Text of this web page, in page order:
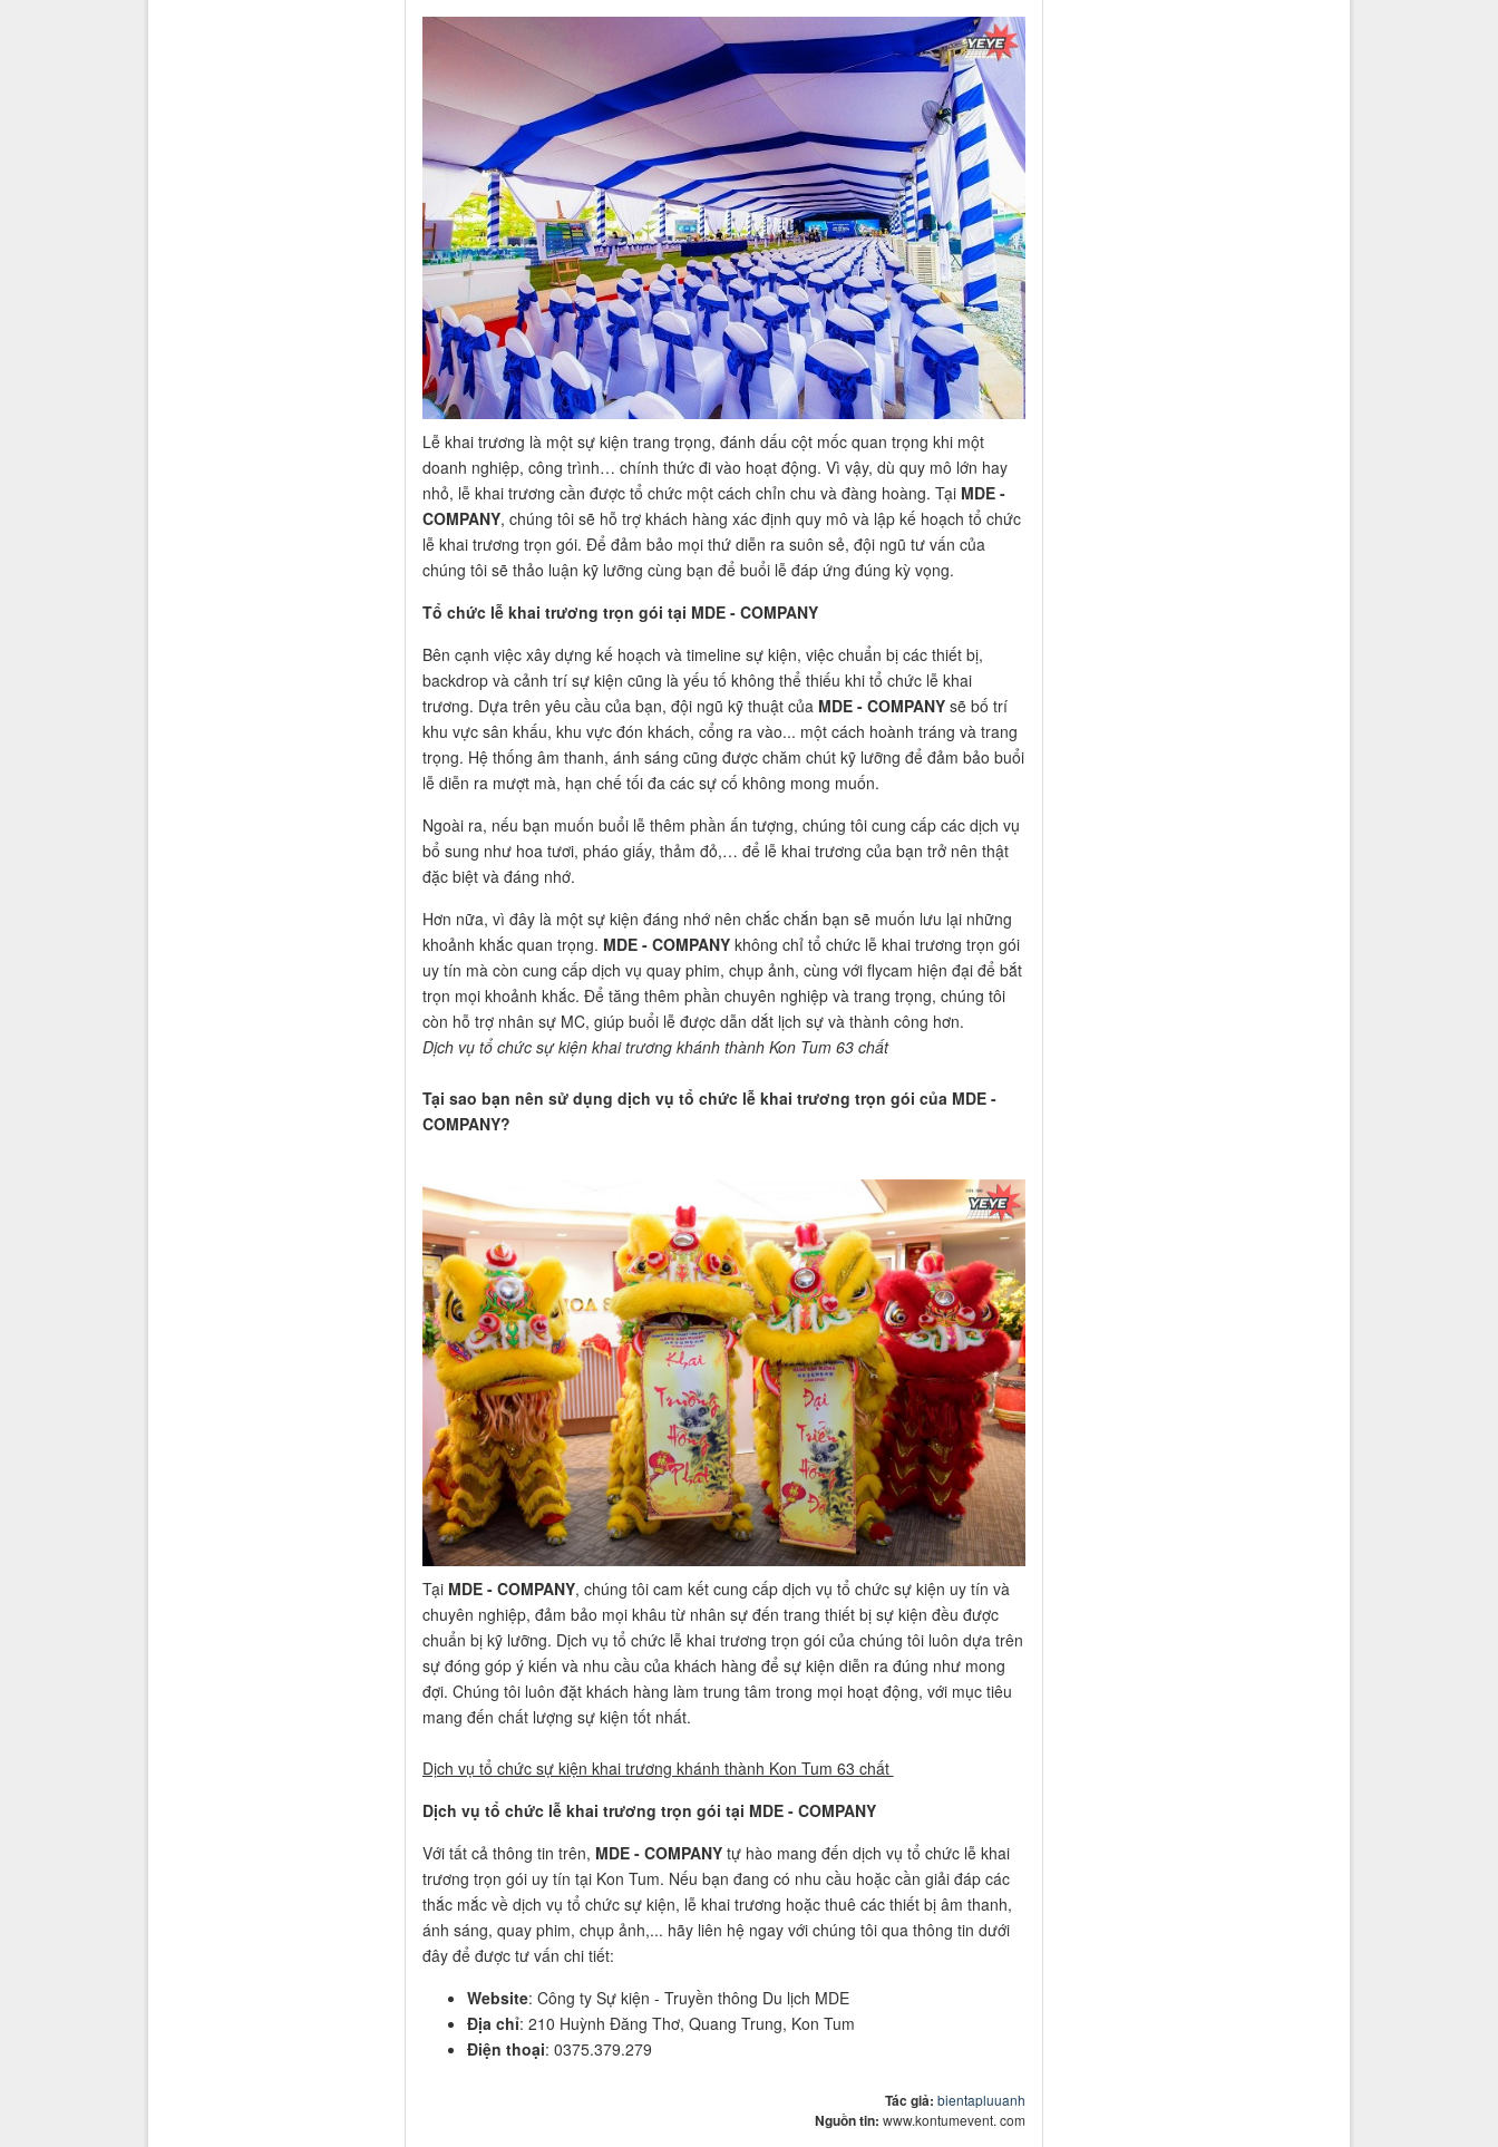
Lễ khai trương là một sự kiện trang trọng, đánh dấu cột mốc quan trọng khi một
doanh nghiệp, công trình… chính thức đi vào hoạt động. Vì vậy, dù quy mô lớn hay
nhỏ, lễ khai trương cần được tổ chức một cách chỉn chu và đàng hoàng. Tại MDE -
COMPANY, chúng tôi sẽ hỗ trợ khách hàng xác định quy mô và lập kế hoạch tổ chức
lễ khai trương trọn gói. Để đảm bảo mọi thứ diễn ra suôn sẻ, đội ngũ tư vấn của
chúng tôi sẽ thảo luận kỹ lưỡng cùng bạn để buổi lễ đáp ứng đúng kỳ vọng.
Tổ chức lễ khai trương trọn gói tại MDE - COMPANY
Bên cạnh việc xây dựng kế hoạch và timeline sự kiện, việc chuẩn bị các thiết bị,
backdrop và cảnh trí sự kiện cũng là yếu tố không thể thiếu khi tổ chức lễ khai
trương. Dựa trên yêu cầu của bạn, đội ngũ kỹ thuật của MDE - COMPANYsẽ bố trí
khu vực sân khấu, khu vực đón khách, cổng ra vào... một cách hoành tráng và trang
trọng. Hệ thống âm thanh, ánh sáng cũng được chăm chút kỹ lưỡng để đảm bảo buổi
lễ diễn ra mượt mà, hạn chế tối đa các sự cố không mong muốn.
Ngoài ra, nếu bạn muốn buổi lễ thêm phần ấn tượng, chúng tôi cung cấp các dịch vụ
bổ sung như hoa tươi, pháo giấy, thảm đỏ,… để lễ khai trương của bạn trở nên thật
đặc biệt và đáng nhớ.
Hơn nữa, vì đây là một sự kiện đáng nhớ nên chắc chắn bạn sẽ muốn lưu lại những
khoảnh khắc quan trọng. MDE - COMPANYkhông chỉ tổ chức lễ khai trương trọn gói
uy tín mà còn cung cấp dịch vụ quay phim, chụp ảnh, cùng với flycam hiện đại để bắt
trọn mọi khoảnh khắc. Để tăng thêm phần chuyên nghiệp và trang trọng, chúng tôi
còn hỗ trợ nhân sự MC, giúp buổi lễ được dẫn dắt lịch sự và thành công hơn.
Dịch vụ tổ chức sự kiện khai trương khánh thành Kon Tum 63 chất
Tại sao bạn nên sử dụng dịch vụ tổ chức lễ khai trương trọn gói của MDE -
COMPANY?
Tại MDE - COMPANY, chúng tôi cam kết cung cấp dịch vụ tổ chức sự kiện uy tín và
chuyên nghiệp, đảm bảo mọi khâu từ nhân sự đến trang thiết bị sự kiện đều được
chuẩn bị kỹ lưỡng. Dịch vụ tổ chức lễ khai trương trọn gói của chúng tôi luôn dựa trên
sự đóng góp ý kiến và nhu cầu của khách hàng để sự kiện diễn ra đúng như mong
đợi. Chúng tôi luôn đặt khách hàng làm trung tâm trong mọi hoạt động, với mục tiêu
mang đến chất lượng sự kiện tốt nhất.
Dịch vụ tổ chức sự kiện khai trương khánh thành Kon Tum 63 chất
Dịch vụ tổ chức lễ khai trương trọn gói tại MDE - COMPANY
Với tất cả thông tin trên, MDE - COMPANYtự hào mang đến dịch vụ tổ chức lễ khai
trương trọn gói uy tín tại Kon Tum. Nếu bạn đang có nhu cầu hoặc cần giải đáp các
thắc mắc về dịch vụ tổ chức sự kiện, lễ khai trương hoặc thuê các thiết bị âm thanh,
ánh sáng, quay phim, chụp ảnh,... hãy liên hệ ngay với chúng tôi qua thông tin dưới
đây để được tư vấn chi tiết:
Website: Công ty Sự kiện - Truyền thông Du lịch MDE
Địa chỉ: 210 Huỳnh Đăng Thơ, Quang Trung, Kon Tum
Điện thoại: 0375.379.279
Tác giả:bientapluuanh
Nguồn tin:www.kontumevent. com